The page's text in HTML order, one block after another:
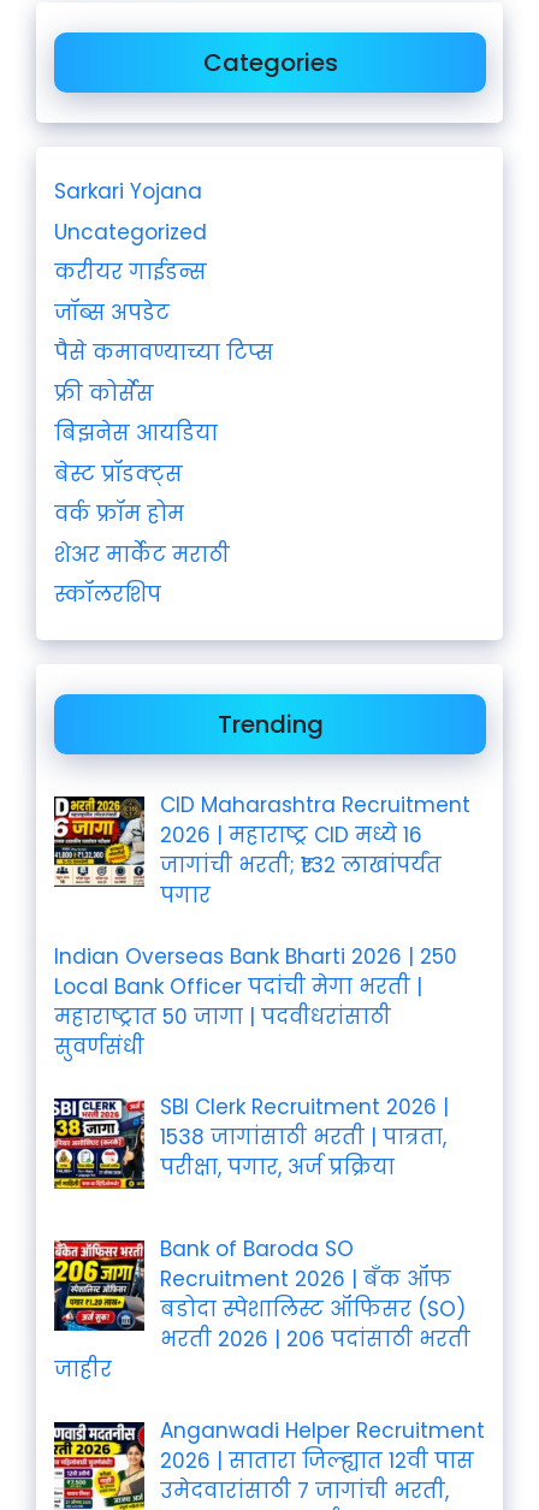
Categories
Sarkari Yojana
Uncategorized
करीयर गाईडन्स
जॉब्स अपडेट
पैसे कमावण्याच्या टिप्स
फ्री कोर्सेस
बिझनेस आयडिया
बेस्ट प्रॉडक्ट्स
वर्क फ्रॉम होम
शेअर मार्केट मराठी
स्कॉलरशिप
Trending
CID Maharashtra Recruitment
2026 | महाराष्ट्र CID मध्ये 16
जागांची भरती; ₹1.32 लाखांपर्यंत
पगार
Indian Overseas Bank Bharti 2026 | 250
Local Bank Officer पदांची मेगा भरती |
महाराष्ट्रात 50 जागा | पदवीधरांसाठी
सुवर्णसंधी
SBI Clerk Recruitment 2026 |
1538 जागांसाठी भरती | पात्रता,
परीक्षा, पगार, अर्ज प्रक्रिया
Bank of Baroda SO
Recruitment 2026 | बँक ऑफ
बडोदा स्पेशालिस्ट ऑफिसर (SO)
भरती 2026 | 206 पदांसाठी भरती
जाहीर
Anganwadi Helper Recruitment
2026 | सातारा जिल्ह्यात 12वी पास
उमेदवारांसाठी 7 जागांची भरती,